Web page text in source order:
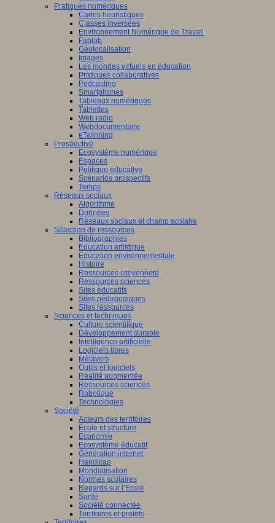
Pratiques numériques
Cartes heuristiques
Classes inversées
Environnement Numérique de Travail
Fablab
Géolocalisation
Images
Les mondes virtuels en éducation
Pratiques collaboratives
Podcasting
Smartphones
Tableaux numériques
Tablettes
Web radio
Webdocumentaire
eTwinning
Prospective
Ecosystème numérique
Espaces
Politique éducative
Scénarios prospectifs
Temps
Réseaux sociaux
Algorithme
Données
Réseaux sociaux et champ scolaire
Sélection de ressources
Bibliographies
Education artistique
Education environnementale
Histoire
Ressources citoyenneté
Ressources sciences
Sites éducatifs
Sites pédagogiques
Sites ressources
Sciences et techniques
Culture scientifique
Développement durable
Intelligence artificielle
Logiciels libres
Métavers
Outils et logiciels
Réalité augmentée
Ressources sciences
Robotique
Technologies
Société
Acteurs des territoires
Ecole et structure
Economie
Ecosystème éducatif
Génération internet
Handicap
Mondialisation
Normes scolaires
Regards sur l’Ecole
Santé
Société connectée
Territoires et projets